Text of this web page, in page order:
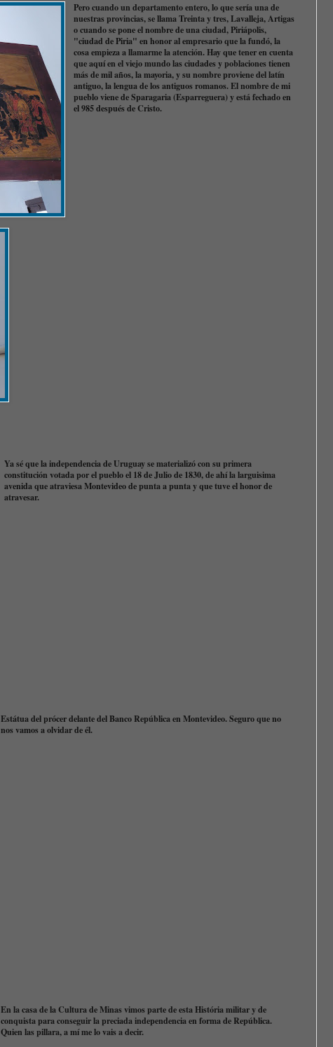
Pero cuando un departamento entero, lo que sería una de
nuestras provincias, se llama Treinta y tres, Lavalleja, Artigas
o cuando se pone el nombre de una ciudad, Piriápolis,
"ciudad de Piria" en honor al empresario que la fundó, la
cosa empieza a llamarme la atención. Hay que tener en cuenta
que aquí en el viejo mundo las ciudades y poblaciones tienen
más de mil años, la mayoria, y su nombre proviene del latín
antiguo, la lengua de los antiguos romanos. El nombre de mi
pueblo viene de Sparagaria (Esparreguera) y está fechado en
el 985 después de Cristo.
Ya sé que la independencia de Uruguay se materializó con su primera
constitución votada por el pueblo el 18 de Julio de 1830, de ahí la larguisima
avenida que atraviesa Montevideo de punta a punta y que tuve el honor de
atravesar.
Estátua del prócer delante del Banco República en Montevideo. Seguro que no
nos vamos a olvidar de él.
En la casa de la Cultura de Minas vimos parte de esta História militar y de
conquista para conseguir la preciada independencia en forma de República.
Quien las pillara, a mí me lo vais a decir.